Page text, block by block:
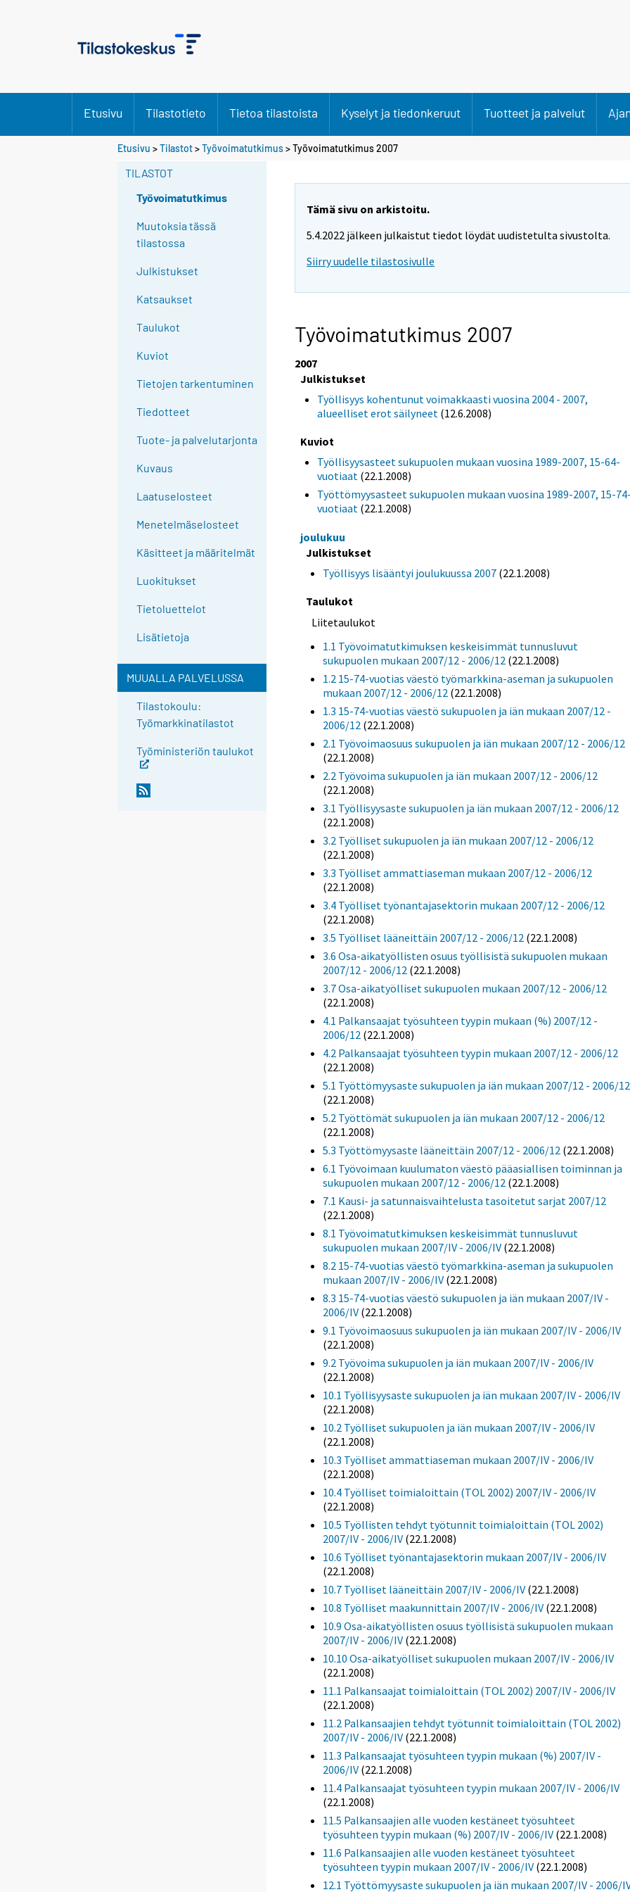
Etusivu Tilastotieto Tietoa tilastoista Kyselyt ja tiedonkeruut Tuotteet ja palvelut
Etusivu >Tilastot>Työvoimatutkimus> Työvoimatutkimus 2007
TILASTOT
Työvoimatutkimus
Muutoksia tässä
tilastossa
Julkistukset
Katsaukset
Taulukot
Kuviot
Tietojen tarkentuminen
Tiedotteet
Tuote- ja palvelutarjonta
Kuvaus
Laatuselosteet
Menetelmäselosteet
Käsitteet ja määritelmät
Luokitukset
Tietoluettelot
Lisätietoja
MUUALLA PALVELUSSA
Tilastokoulu:
Työmarkkinatilastot
Työministeriön taulukot
Tämä sivu on arkistoitu.
5.4.2022 jälkeen julkaistut tiedot löydät uudistetulta sivustolta.
Siirry uudelle tilastosivulle
Työvoimatutkimus 2007
2007
Julkistukset
Työllisyys kohentunut voimakkaasti vuosina 2004 - 2007,
alueelliset erot säilyneet (12.6.2008)
Kuviot
Työllisyysasteet sukupuolen mukaan vuosina 1989-2007, 15-64-
vuotiaat (22.1.2008)
Työttömyysasteet sukupuolen mukaan vuosina 1989-2007, 15-
vuotiaat (22.1.2008)
joulukuu
Julkistukset
Työllisyys lisääntyi joulukuussa 2007 (22.1.2008)
Taulukot
Liitetaulukot
1.1 Työvoimatutkimuksen keskeisimmät tunnusluvut
sukupuolen mukaan 2007/12 - 2006/12 (22.1.2008)
1.2 15-74-vuotias väestö työmarkkina-aseman ja sukupuolen
mukaan 2007/12 - 2006/12 (22.1.2008)
1.3 15-74-vuotias väestö sukupuolen ja iän mukaan 2007/12 -
2006/12 (22.1.2008)
2.1 Työvoimaosuus sukupuolen ja iän mukaan 2007/12 - 2006/12
(22.1.2008)
2.2 Työvoima sukupuolen ja iän mukaan 2007/12 - 2006/12
(22.1.2008)
3.1 Työllisyysaste sukupuolen ja iän mukaan 2007/12 - 2006/12
(22.1.2008)
3.2 Työlliset sukupuolen ja iän mukaan 2007/12 - 2006/12
(22.1.2008)
3.3 Työlliset ammattiaseman mukaan 2007/12 - 2006/12
(22.1.2008)
3.4 Työlliset työnantajasektorin mukaan 2007/12 - 2006/12
(22.1.2008)
3.5 Työlliset lääneittäin 2007/12 - 2006/12 (22.1.2008)
3.6 Osa-aikatyöllisten osuus työllisistä sukupuolen mukaan
2007/12 - 2006/12 (22.1.2008)
3.7 Osa-aikatyölliset sukupuolen mukaan 2007/12 - 2006/12
(22.1.2008)
4.1 Palkansaajat työsuhteen tyypin mukaan (%) 2007/12 -
2006/12 (22.1.2008)
4.2 Palkansaajat työsuhteen tyypin mukaan 2007/12 - 2006/12
(22.1.2008)
5.1 Työttömyysaste sukupuolen ja iän mukaan 2007/12 - 2006/12
(22.1.2008)
5.2 Työttömät sukupuolen ja iän mukaan 2007/12 - 2006/12
(22.1.2008)
5.3 Työttömyysaste lääneittäin 2007/12 - 2006/12 (22.1.2008)
6.1 Työvoimaan kuulumaton väestö pääasiallisen toiminnan ja
sukupuolen mukaan 2007/12 - 2006/12 (22.1.2008)
7.1 Kausi- ja satunnaisvaihtelusta tasoitetut sarjat 2007/12
(22.1.2008)
8.1 Työvoimatutkimuksen keskeisimmät tunnusluvut
sukupuolen mukaan 2007/IV - 2006/IV (22.1.2008)
8.2 15-74-vuotias väestö työmarkkina-aseman ja sukupuolen
mukaan 2007/IV - 2006/IV (22.1.2008)
8.3 15-74-vuotias väestö sukupuolen ja iän mukaan 2007/IV -
2006/IV (22.1.2008)
9.1 Työvoimaosuus sukupuolen ja iän mukaan 2007/IV - 2006/IV
(22.1.2008)
9.2 Työvoima sukupuolen ja iän mukaan 2007/IV - 2006/IV
(22.1.2008)
10.1 Työllisyysaste sukupuolen ja iän mukaan 2007/IV - 2006/IV
(22.1.2008)
10.2 Työlliset sukupuolen ja iän mukaan 2007/IV - 2006/IV
(22.1.2008)
10.3 Työlliset ammattiaseman mukaan 2007/IV - 2006/IV
(22.1.2008)
10.4 Työlliset toimialoittain (TOL 2002) 2007/IV - 2006/IV
(22.1.2008)
10.5 Työllisten tehdyt työtunnit toimialoittain (TOL 2002)
2007/IV - 2006/IV (22.1.2008)
10.6 Työlliset työnantajasektorin mukaan 2007/IV - 2006/IV
(22.1.2008)
10.7 Työlliset lääneittäin 2007/IV - 2006/IV (22.1.2008)
10.8 Työlliset maakunnittain 2007/IV - 2006/IV (22.1.2008)
10.9 Osa-aikatyöllisten osuus työllisistä sukupuolen mukaan
2007/IV - 2006/IV (22.1.2008)
10.10 Osa-aikatyölliset sukupuolen mukaan 2007/IV - 2006/IV
(22.1.2008)
11.1 Palkansaajat toimialoittain (TOL 2002) 2007/IV - 2006/IV
(22.1.2008)
11.2 Palkansaajien tehdyt työtunnit toimialoittain (TOL 2002)
2007/IV - 2006/IV (22.1.2008)
11.3 Palkansaajat työsuhteen tyypin mukaan (%) 2007/IV -
2006/IV (22.1.2008)
11.4 Palkansaajat työsuhteen tyypin mukaan 2007/IV - 2006/IV
(22.1.2008)
11.5 Palkansaajien alle vuoden kestäneet työsuhteet
työsuhteen tyypin mukaan (%) 2007/IV - 2006/IV (22.1.2008)
11.6 Palkansaajien alle vuoden kestäneet työsuhteet
työsuhteen tyypin mukaan 2007/IV - 2006/IV (22.1.2008)
12.1 Työttömyysaste sukupuolen ja iän mukaan 2007/IV - 2006/